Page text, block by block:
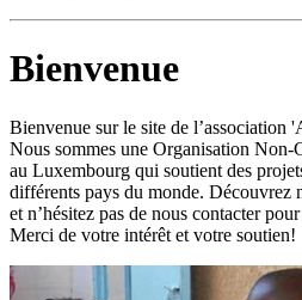
Bienvenue
Bienvenue sur le site de
Nous sommes une Organisation Non-
au Luxembourg qui soutient des
différents pays du monde. Découvrez
et n’hésitez pas de nous contacter
Merci de votre intérêt et votre soutien!